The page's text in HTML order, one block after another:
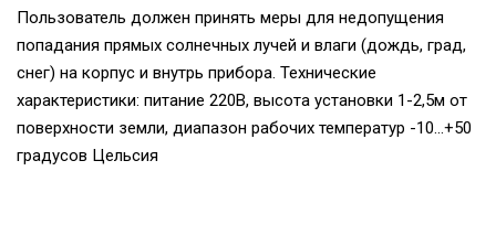
Пользователь должен принять меры для недопущения
попадания прямых солнечных лучей и влаги (дождь, град,
снег) на корпус и внутрь прибора. Технические
характеристики: питание 220В, высота установки 1-2,5м от
поверхности земли, диапазон рабочих температур -10...+50
градусов Цельсия